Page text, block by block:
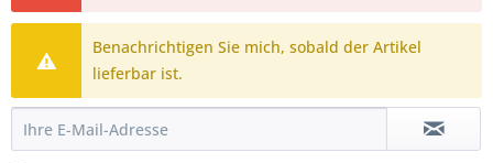
Benachrichtigen Sie mich, sobald der Artikel
lieferbar ist.